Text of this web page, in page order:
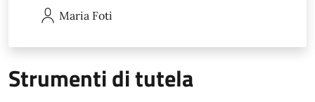
Maria Foti
Strumenti di tutela